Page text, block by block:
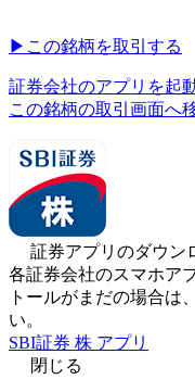
▶︎ この銘柄を取引する
証券会社のアプリを起
この銘柄の取引画面へ
証券アプリのダウン
各証券会社のスマホア
トールがまだの場合は
い。
SBI証券 株 アプリ
閉じる